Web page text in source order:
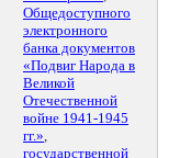
Общедоступного
электронного
банка документов
«Подвиг Народа в
Великой
Отечественной
войне 1941-1945
гг.»,
государственной